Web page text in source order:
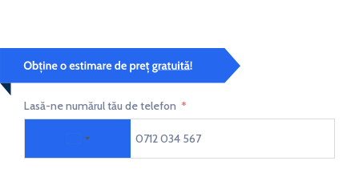
Lasă-ne numărul tău de telefon
Romania +40